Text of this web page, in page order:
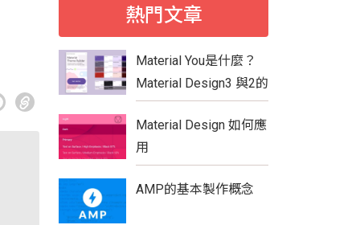
熱門文章
Material You是什麼？
Material Design3 與2的
比較
Material Design 如何應
用
AMP的基本製作概念